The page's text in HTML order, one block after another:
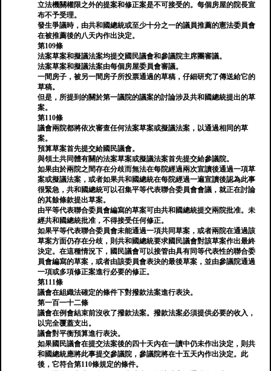
立法機關權限之外的提案和修正案是不可接受的。每個房屋的院長宣
布不予受理。
發生爭議時，由共和國總統或至少十分之一的議員推薦的憲法委員會
在被推薦後的八天內作出決定。
第109條
法案草案和擬議法案均提交國民議會和參議院主席團審議。
法案草案和擬議法案由每個房屋委員會審議。
一間房子，被另一間房子所投票通過的草稿，仔細研究了傳送給它的
草稿。
但是，所提到的關於第一議院的議案的討論涉及共和國總統提出的草
案。
第110條
議會兩院都將依次審查任何法案草案或擬議法案，以通過相同的草
案。
預算草案首先提交給國民議會。
與領土共同體有關的法案草案或擬議法案首先提交給參議院。
如果由於兩院之間存在分歧而無法在每院經過兩次宣讀後通過一項草
案或擬議法案，或者如果共和國總統在每院經過一遍宣讀後認為此事
很緊急，共和國總統可以召集平等代表聯合委員會會議，就正在討論
的其餘條款提出草案。
由平等代表聯合委員會編寫的草案可由共和國總統提交兩院批准。未
經共和國總統批准，不得接受任何修正。
如果平等代表聯合委員會未能通過一項共同草案，或者兩院在通過該
草案方面仍存在分歧，則共和國總統要求國民議會對該草案作出最終
決定。在這種情況下，國民議會可以接管由具有同等代表性的聯合委
員會編寫的草案，或者由該委員會表決的最後草案，並由參議院通過
一項或多項修正案進行必要的修正。
第111條
議會在組織法確定的條件下對撥款法案進行表決。
第一百一十二條
議會在例會結束前沒收了撥款法案。撥款法案必須提供必要的收入，
以完全覆蓋支出。
議會對平衡預算進行表決。
如果國民議會在提交法案後的四十天內在一讀中仍未作出決定，則共
和國總統應將此事提交參議院，參議院將在十五天內作出決定。此
後，它符合第110條規定的條件。